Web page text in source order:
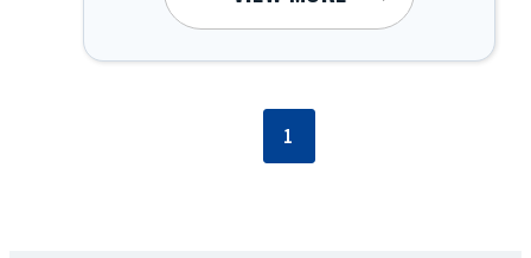
や生活用品の買い物が徒歩圏内で可能。
-4分歩けば松石病院があり、休日や夜間
受診も可能なため、いざという時に安心。
- 売主直販のため、仲介手数料が不要で
1